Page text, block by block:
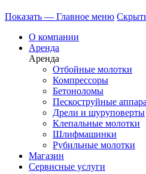
Показать — Главное меню
О компании
Аренда
Аренда
Отбойные молотки
Компрессоры
Бетоноломы
Пескоструйные
Дрели и шуруповерты
Клепальные молотки
Шлифмашинки
Рубильные молотки
Магазин
Сервисные услуги